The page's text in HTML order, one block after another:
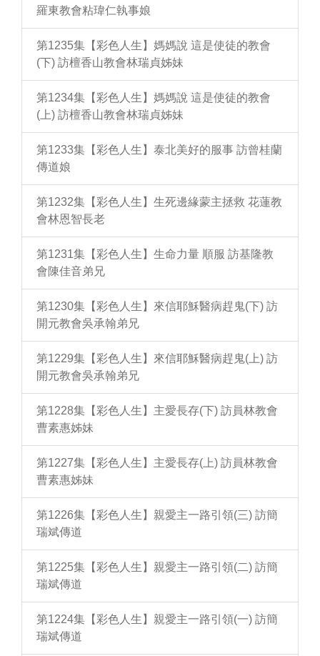
羅東教會粘瑋仁執事娘
第1235集【彩色人生】媽媽說 這是使徒的教會
(下) 訪檀香山教會林瑞貞姊妹
第1234集【彩色人生】媽媽說 這是使徒的教會
(上) 訪檀香山教會林瑞貞姊妹
第1233集【彩色人生】泰北美好的服事 訪曾桂蘭
傳道娘
第1232集【彩色人生】生死邊緣蒙主拯救 花蓮教
會林恩智長老
第1231集【彩色人生】生命力量 順服 訪基隆教
會陳佳音弟兄
第1230集【彩色人生】來信耶穌醫病趕鬼(下) 訪
開元教會吳承翰弟兄
第1229集【彩色人生】來信耶穌醫病趕鬼(上) 訪
開元教會吳承翰弟兄
第1228集【彩色人生】主愛長存(下) 訪員林教會
曹素惠姊妹
第1227集【彩色人生】主愛長存(上) 訪員林教會
曹素惠姊妹
第1226集【彩色人生】親愛主一路引領(三) 訪簡
瑞斌傳道
第1225集【彩色人生】親愛主一路引領(二) 訪簡
瑞斌傳道
第1224集【彩色人生】親愛主一路引領(一) 訪簡
瑞斌傳道